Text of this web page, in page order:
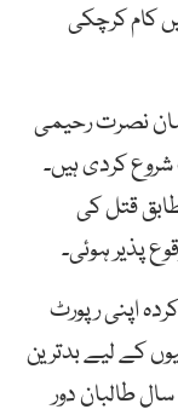
کام کرچکی
نصرت رحیمی
کردی ہیں۔
قتل کی
پذیر ہوئی۔
اپنی رپورٹ
صحافیوں کے لیے بدترین
طالبان دور